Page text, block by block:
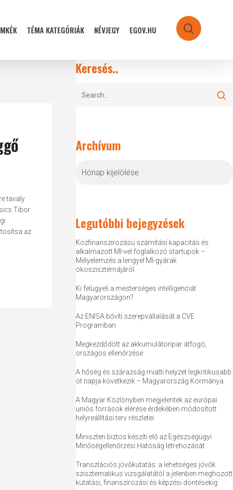
TÉMA KATEGÓRIÁK NÉVJEGY EGOV.HU search
tavaly
Tibor
az
Keresés..
Archívum
Legutóbbi bejegyzések
Közfinanszírozású számítási kapacitás és
alkalmazott MI-vel foglalkozó startupok –
Mélyelemzés a lengyel MI-gyárak
ökoszisztémájáról
Ki felügyeli a mesterséges intelligenciát
Magyarországon?
Az ENISA bővíti szerepvállalását a CVE
Programban
Megkezdődött az akkumulátoripar átfogó,
országos ellenőrzése
A hőség és szárazság miatti helyzet legkritikusabb
öt napja következik – Magyarország Kormánya
A Magyar Közlönyben megjelentek az európai
uniós források elérése érdekében módosított
helyreállítási terv részletei
Miniszteri biztos készíti elő az Egészségügyi
Minőségellenőrzési Hatóság létrehozását
Transzlációs jövőkutatás: a lehetséges jövők
szisztematikus vizsgálatától a jelenben meghozott
kutatási, finanszírozási és képzési döntésekig